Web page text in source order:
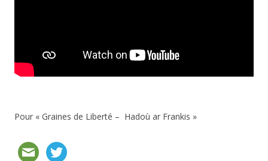
Pour « Graines de Liberté – Hadoù ar Frankis »